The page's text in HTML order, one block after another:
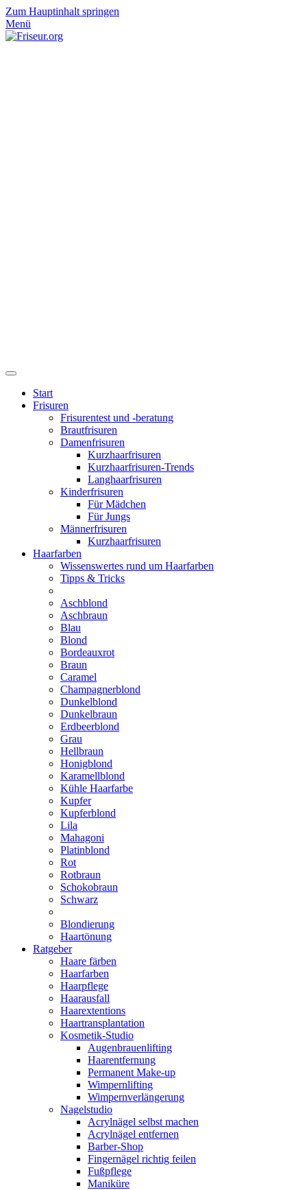
Zum Hauptinhalt springen
Menü
Start
Frisuren
Frisurentest und -beratung
Brautfrisuren
Damenfrisuren
Kurzhaarfrisuren
Kurzhaarfrisuren-Trends
Langhaarfrisuren
Kinderfrisuren
Für Mädchen
Für Jungs
Männerfrisuren
Kurzhaarfrisuren
Haarfarben
Wissenswertes rund um Haarfarben
Tipps & Tricks
Aschblond
Aschbraun
Blau
Blond
Bordeauxrot
Braun
Caramel
Champagnerblond
Dunkelblond
Dunkelbraun
Erdbeerblond
Grau
Hellbraun
Honigblond
Karamellblond
Kühle Haarfarbe
Kupfer
Kupferblond
Lila
Mahagoni
Platinblond
Rot
Rotbraun
Schokobraun
Schwarz
Blondierung
Haartönung
Ratgeber
Haare färben
Haarfarben
Haarpflege
Haarausfall
Haarextentions
Haartransplantation
Kosmetik-Studio
Augenbrauenlifting
Haarentfernung
Permanent Make-up
Wimpernlifting
Wimpernverlängerung
Nagelstudio
Acrylnägel selbst machen
Acrylnägel entfernen
Barber-Shop
Fingernägel richtig feilen
Fußpflege
Maniküre